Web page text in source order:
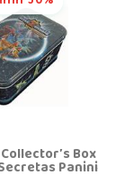
Box
Panini